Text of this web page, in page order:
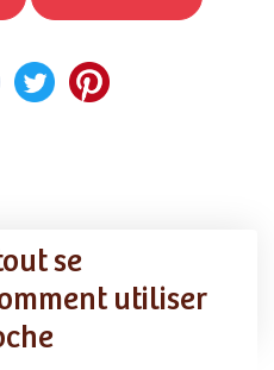
se
utiliser